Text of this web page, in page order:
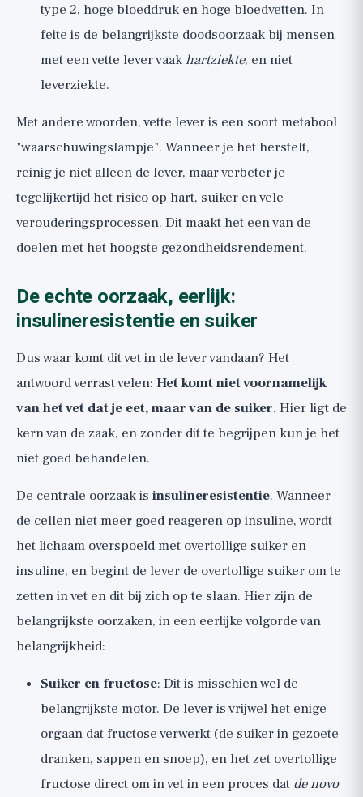
type 2, hoge bloeddruk en hoge bloedvetten. In
feite is de belangrijkste doodsoorzaak bij mensen
met een vette lever vaakhartziekte, en niet
leverziekte.
Met andere woorden, vette lever is een soort metabool
"waarschuwingslampje". Wanneer je het herstelt,
reinig je niet alleen de lever, maar verbeter je
tegelijkertijd het risico op hart, suiker en vele
verouderingsprocessen. Dit maakt het een van de
doelen met het hoogste gezondheidsrendement.
De echte oorzaak, eerlijk:
insulineresistentie en suiker
Dus waar komt dit vet in de lever vandaan? Het
antwoord verrast velen: Het komt niet voornamelijk
van het vet dat je eet, maar van de suiker. Hier ligt de
kern van de zaak, en zonder dit te begrijpen kun je het
niet goed behandelen.
De centrale oorzaak is insulineresistentie. Wanneer
de cellen niet meer goed reageren op insuline, wordt
het lichaam overspoeld met overtollige suiker en
insuline, en begint de lever de overtollige suiker om te
zetten in vet en dit bij zich op te slaan. Hier zijn de
belangrijkste oorzaken, in een eerlijke volgorde van
belangrijkheid:
Suiker en fructose: Dit is misschien wel de
belangrijkste motor. De lever is vrijwel het enige
orgaan dat fructose verwerkt (de suiker in gezoete
dranken, sappen en snoep), en het zet overtollige
fructose direct om in vet in een proces dat de novo